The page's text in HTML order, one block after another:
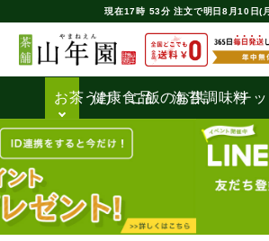
現在17時 53分 注文で明日8月10日(
お茶うけ健康食品ご飯のお供
海苔調味料
チ